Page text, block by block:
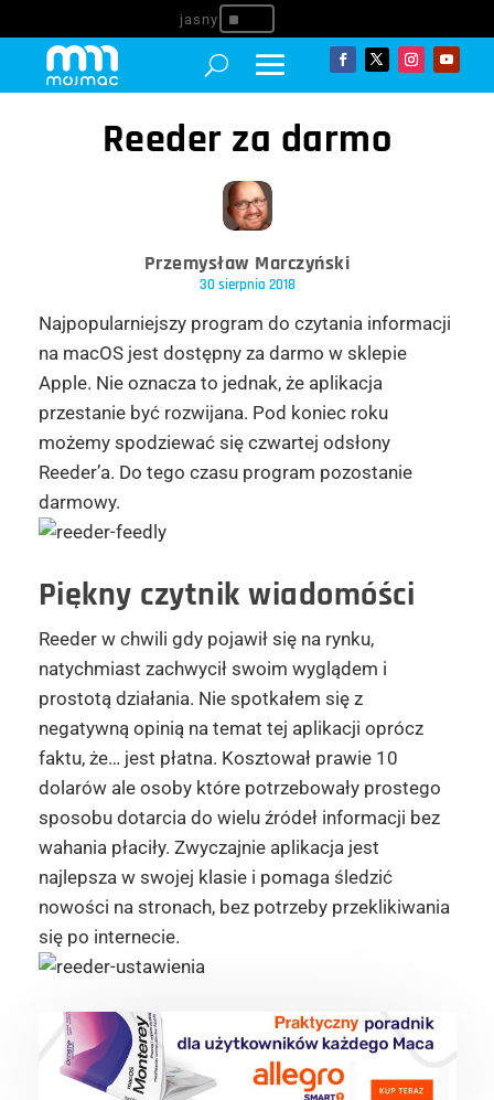
^
Reeder za darmo
Przemysław Marczyński
30 sierpnia 2018
Najpopularniejszy program do czytania informacji
na macOS jest dostępny za darmo w sklepie
Apple. Nie oznacza to jednak, że aplikacja
przestanie być rozwijana. Pod koniec roku
możemy spodziewać się czwartej odsłony
Reeder’a. Do tego czasu program pozostanie
darmowy.
Piękny czytnik wiadomóści
Reeder w chwili gdy pojawił się na rynku,
natychmiast zachwycił swoim wyglądem i
prostotą działania. Nie spotkałem się z
negatywną opinią na temat tej aplikacji oprócz
faktu, że… jest płatna. Kosztował prawie 10
dolarów ale osoby które potrzebowały prostego
sposobu dotarcia do wielu źródeł informacji bez
wahania płaciły. Zwyczajnie aplikacja jest
najlepsza w swojej klasie i pomaga śledzić
nowości na stronach, bez potrzeby przeklikiwania
się po internecie.